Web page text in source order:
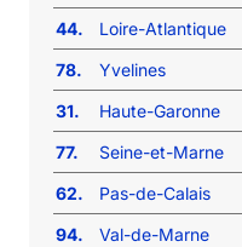
44.
Loire-Atlantique
78.
Yvelines
31.
Haute-Garonne
77.
Seine-et-Marne
62.
Pas-de-Calais
94.
Val-de-Marne